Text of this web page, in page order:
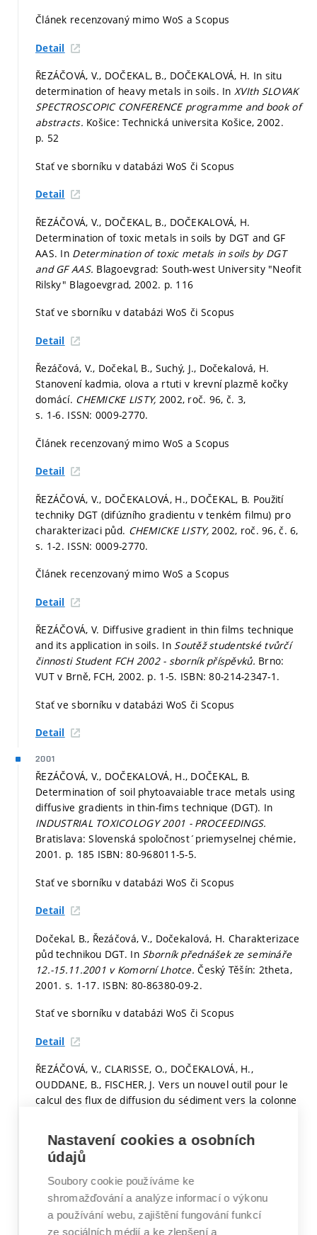
Článek recenzovaný mimo WoS a Scopus
Detail
ŘEZÁČOVÁ, V., DOČEKAL, B., DOČEKALOVÁ, H. In situ
determination of heavy metals in soils. InXVIth SLOVAK
SPECTROSCOPIC CONFERENCE programme and book of
abstracts. Košice: Technická universita Košice, 2002.
p. 52
Stať ve sborníku v databázi WoS či Scopus
Detail
ŘEZÁČOVÁ, V., DOČEKAL, B., DOČEKALOVÁ, H.
Determination of toxic metals in soils by DGT and GF
AAS. In Determination of toxic metals in soils by DGT
and GF AAS. Blagoevgrad: South-west University "Neofit
Rilsky" Blagoevgrad, 2002. p. 116
Stať ve sborníku v databázi WoS či Scopus
Detail
Řezáčová, V., Dočekal, B., Suchý, J., Dočekalová, H.
Stanovení kadmia, olova a rtuti v krevní plazmě kočky
domácí. CHEMICKE LISTY, 2002, roč. 96, č. 3,
s. 1-6. ISSN: 0009-2770.
Článek recenzovaný mimo WoS a Scopus
Detail
ŘEZÁČOVÁ, V., DOČEKALOVÁ, H., DOČEKAL, B. Použití
techniky DGT (difúzního gradientu v tenkém filmu) pro
charakterizaci půd. CHEMICKE LISTY, 2002, roč. 96, č. 6,
s. 1-2. ISSN: 0009-2770.
Článek recenzovaný mimo WoS a Scopus
Detail
ŘEZÁČOVÁ, V. Diffusive gradient in thin films technique
and its application in soils. In Soutěž studentské tvůrčí
činnosti Student FCH 2002 - sborník příspěvků. Brno:
VUT v Brně, FCH, 2002. p. 1-5. ISBN: 80-214-2347-1.
Stať ve sborníku v databázi WoS či Scopus
Detail
2001
ŘEZÁČOVÁ, V., DOČEKALOVÁ, H., DOČEKAL, B.
Determination of soil phytoavaiable trace metals using
diffusive gradients in thin-fims technique (DGT). In
INDUSTRIAL TOXICOLOGY 2001 - PROCEEDINGS.
Bratislava: Slovenská spoločnost´priemyselnej chémie,
2001. p. 185 ISBN: 80-968011-5-5.
Stať ve sborníku v databázi WoS či Scopus
Detail
Dočekal, B., Řezáčová, V., Dočekalová, H. Charakterizace
půd technikou DGT. In Sborník přednášek ze semináře
12.-15.11.2001 v Komorní Lhotce.Český Těšín: 2theta,
2001. s. 1-17. ISBN: 80-86380-09-2.
Stať ve sborníku v databázi WoS či Scopus
Detail
ŘEZÁČOVÁ, V., CLARISSE, O., DOČEKALOVÁ, H.,
OUDDANE, B., FISCHER, J. Vers un nouvel outil pour le
calcul des flux de diffusion du sédiment vers la colonne
6emes Journees Jeunes Chercheurs.
Universite des Sciences et Technologies de Lille, 2001.
s. P32
Stať ve sborníku v databázi WoS či Scopus
Detail
Nastavení cookies a osobních
údajů
Soubory cookie používáme ke
shromažďování a analýze informací o výkonu
a používání webu, zajištění fungování funkcí
ze sociálních médií a ke zlepšení a